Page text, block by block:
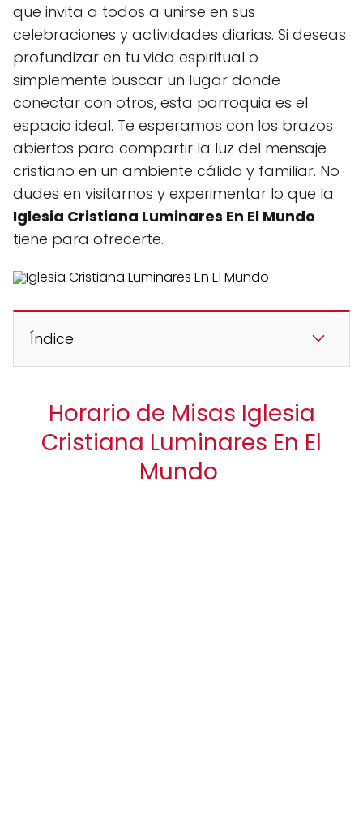
que invita a todos a unirse en sus
celebraciones y actividades diarias. Si deseas
profundizar en tu vida espiritual o
simplemente buscar un lugar donde
conectar con otros, esta parroquia es el
espacio ideal. Te esperamos con los brazos
abiertos para compartir la luz del mensaje
cristiano en un ambiente cálido y familiar. No
dudes en visitarnos y experimentar lo que la
Iglesia Cristiana Luminares En El Mundo
tiene para ofrecerte.
Índice
Horario de Misas Iglesia
Cristiana Luminares En El
Mundo